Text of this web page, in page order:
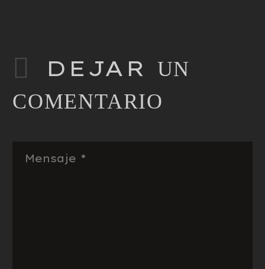
DEJAR UN
COMENTARIO